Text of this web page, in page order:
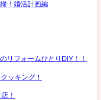
！婚活計画編
リフォームひとりDIY！！
ッキング！
！